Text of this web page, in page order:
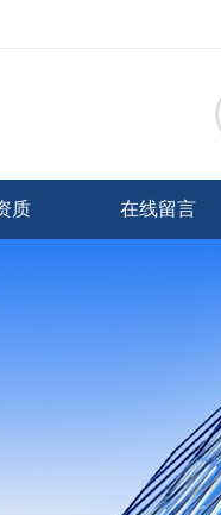
质 在线留言